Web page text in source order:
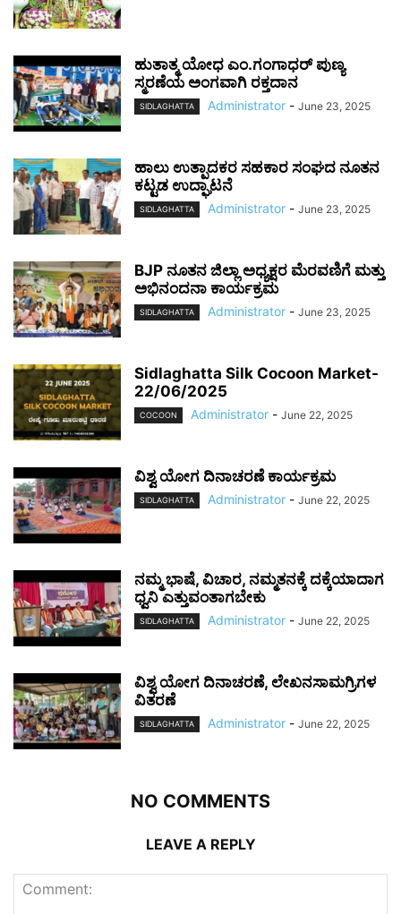
ಹುತಾತ್ಮ ಯೋಧ ಎಂ.ಗಂಗಾಧರ್ ಪುಣ್ಯ
ಸ್ಮರಣೆಯ ಅಂಗವಾಗಿ ರಕ್ತದಾನ
SIDLAGHATTA Administrator - June 23, 2025
ಹಾಲು ಉತ್ಪಾದಕರ ಸಹಕಾರ ಸಂಘದ ನೂತನ
ಕಟ್ಟಡ ಉದ್ಘಾಟನೆ
SIDLAGHATTA Administrator - June 23, 2025
BJP ನೂತನ ಜಿಲ್ಲಾ ಅಧ್ಯಕ್ಷರ ಮೆರವಣಿಗೆ ಮತ್ತು
ಅಭಿನಂದನಾ ಕಾರ್ಯಕ್ರಮ
SIDLAGHATTA Administrator - June 23, 2025
Sidlaghatta Silk Cocoon Market-
22/06/2025
COCOON Administrator - June 22, 2025
ವಿಶ್ವ ಯೋಗ ದಿನಾಚರಣೆ ಕಾರ್ಯಕ್ರಮ
SIDLAGHATTA Administrator - June 22, 2025
ನಮ್ಮ ಭಾಷೆ, ವಿಚಾರ, ನಮ್ಮತನಕ್ಕೆ ದಕ್ಕೆಯಾದಾಗ
ಧ್ವನಿ ಎತ್ತುವಂತಾಗಬೇಕು
SIDLAGHATTA Administrator - June 22, 2025
ವಿಶ್ವ ಯೋಗ ದಿನಾಚರಣೆ, ಲೇಖನಸಾಮಗ್ರಿಗಳ
ವಿತರಣೆ
SIDLAGHATTA Administrator - June 22, 2025
NO COMMENTS
LEAVE A REPLY